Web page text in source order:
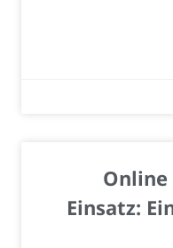
Online
Einsatz: